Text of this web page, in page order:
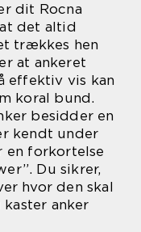
dit Rocna
det altid
trækkes hen
at ankeret
effektiv vis kan
koral bund.
besidder en
kendt under
en forkortelse
Du sikrer,
hvor den skal
anker